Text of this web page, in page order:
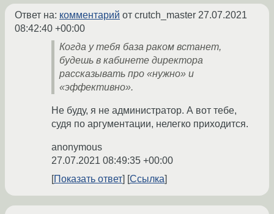
Ответ на: комментарий от crutch_master 27.07.2021
08:42:40 +00:00
Когда у тебя база раком встанет,
будешь в кабинете директора
рассказывать про «нужно» и
«эффективно».
Не буду, я не администратор. А вот тебе,
судя по аргументации, нелегко приходится.
anonymous
27.07.2021 08:49:35 +00:00
Показать ответ
Ссылка